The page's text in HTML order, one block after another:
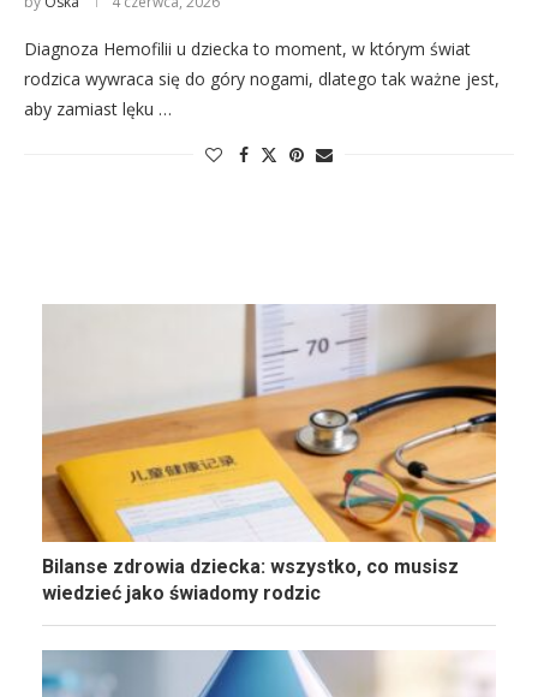
Diagnoza Hemofilii u dziecka to moment, w którym świat
rodzica wywraca się do góry nogami, dlatego tak ważne jest,
aby zamiast lęku …
Bilanse zdrowia dziecka: wszystko, co musisz
wiedzieć jako świadomy rodzic